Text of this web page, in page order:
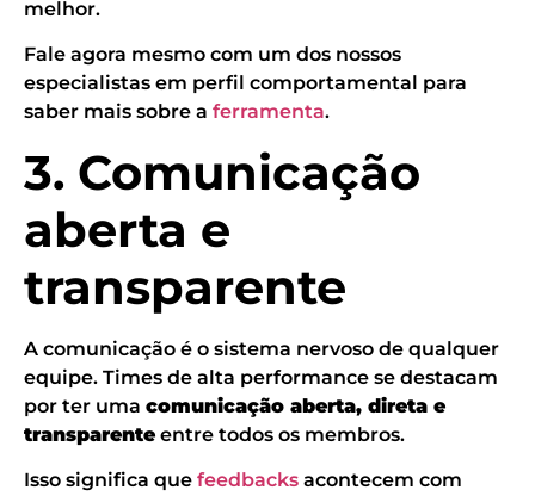
melhor.
Fale agora mesmo com um dos nossos
especialistas em perfil comportamental para
saber mais sobre a ferramenta.
3. Comunicação
aberta e
transparente
A comunicação é o sistema nervoso de qualquer
equipe. Times de alta performance se destacam
por ter uma comunicação aberta, direta e
transparente entre todos os membros.
Isso significa que feedbacks acontecem com